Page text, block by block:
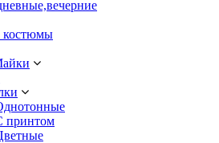
костюмы
принтом